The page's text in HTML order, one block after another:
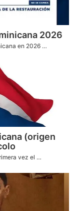
2026
en 2026 …
(origen
vez el …